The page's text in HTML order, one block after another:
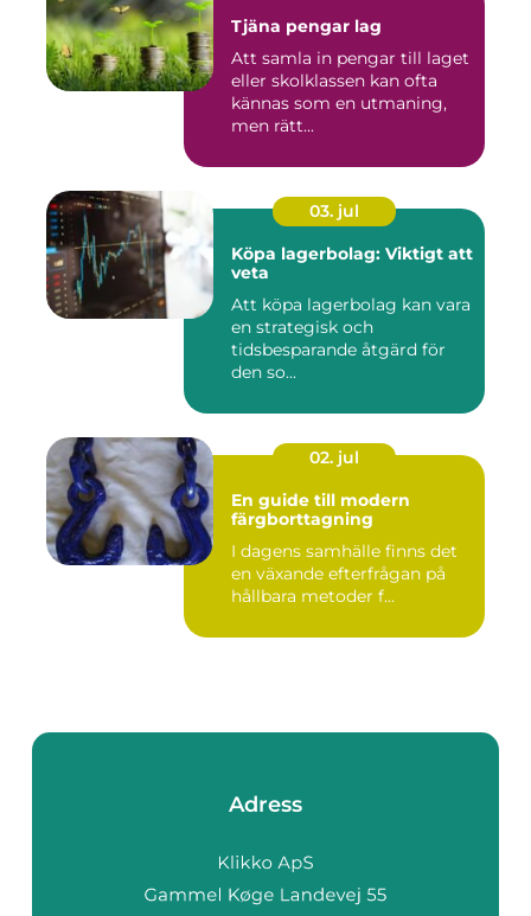
Tjäna pengar lag
Att samla in pengar till laget
eller skolklassen kan ofta
kännas som en utmaning,
men rätt...
03. jul
Köpa lagerbolag: Viktigt att
veta
Att köpa lagerbolag kan vara
en strategisk och
tidsbesparande åtgärd för
den so...
02. jul
En guide till modern
färgborttagning
I dagens samhälle finns det
en växande efterfrågan på
hållbara metoder f...
Adress